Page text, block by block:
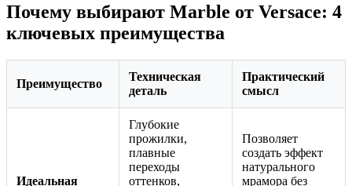
Почему выбирают Marble от Versace: 4
ключевых преимущества
Преимущество
Техническая
деталь
Практический
смысл
Идеальная
Глубокие
прожилки,
плавные
переходы
оттенков,
Позволяет
создать эффект
натурального
мрамора без